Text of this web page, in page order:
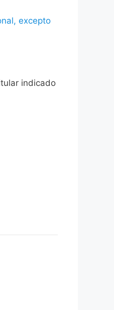
excepto
indicado